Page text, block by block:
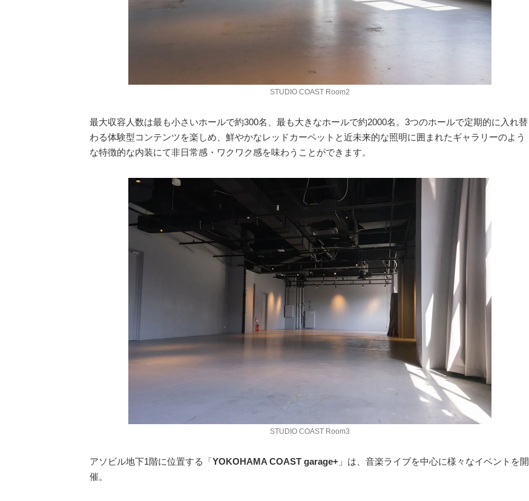
STUDIO COAST Room2
最大収容人数は最も小さいホールで約300名、最も大きなホールで約2000名。3つのホールで定期的に入れ替
わる体験型コンテンツを楽しめ、鮮やかなレッドカーペットと近未来的な照明に囲まれたギャラリーのよう
な特徴的な内装にて非日常感・ワクワク感を味わうことができます。
STUDIO COAST Room3
アソビル地下1階に位置する「YOKOHAMA COAST garage+ 」は、音楽ライブを中心に様々なイベントを開
催。